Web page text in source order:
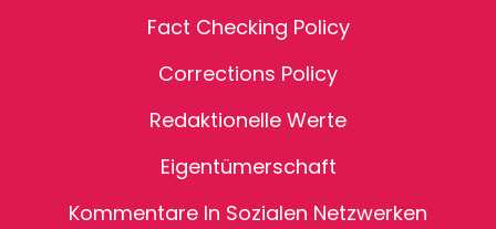
Fact Checking Policy
Corrections Policy
Redaktionelle Werte
Eigentümerschaft
Kommentare In Sozialen Netzwerken